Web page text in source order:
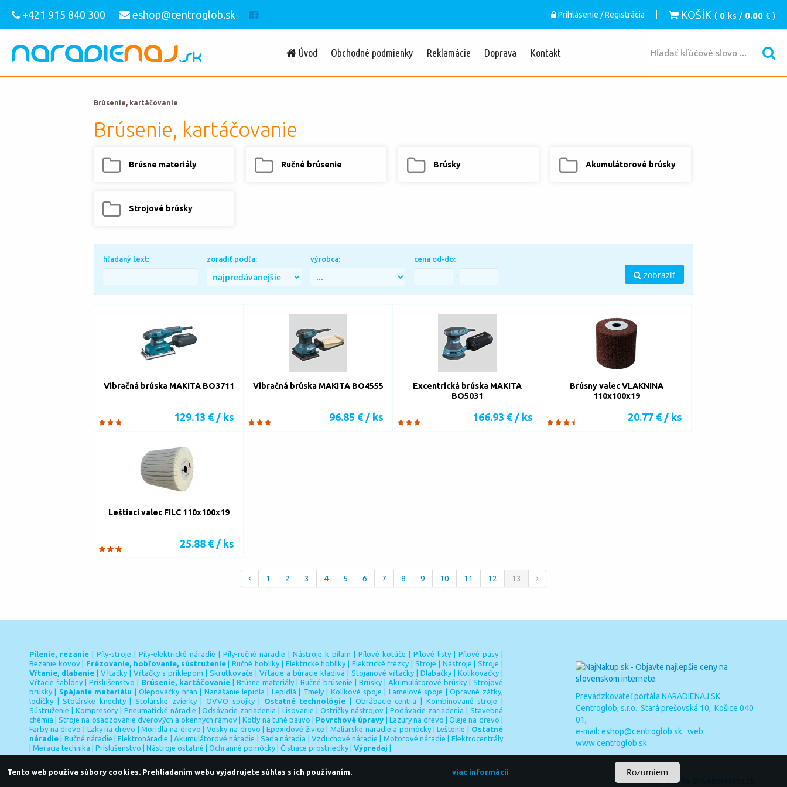
Tento web používa súbory cookies. Prehliadaním webu vyjadrujete súhlas s ich používaním. viac informácií Rozumiem
+421 915 840 300 eshop@centroglob.sk Prihlásenie / Registrácia KOŠÍK ( 0 ks / 0.00 € )
Úvod Obchodné podmienky Reklamácie Doprava Kontakt
Brúsenie, kartáčovanie
Brúsenie, kartáčovanie
Brúsne materiály Ručné brúsenie Brúsky Akumulátorové brúsky
Strojové brúsky
hľadaný text: zoradiť podľa: výrobca: cena od-do:
- zobraziť
Vibračná brúska MAKITA BO3711
129.13 € / ks
Vibračná brúska MAKITA BO4555
96.85 € / ks
Excentrická brúska MAKITA
BO5031
166.93 € / ks
Brúsny valec VLAKNINA
110x100x19
20.77 € / ks
Leštiaci valec FILC 110x100x19
25.88 € / ks
1 2 3 4 5 6 7 8 9 10 11 12 13
Pílenie, rezanie| Píly-stroje Píly-elektrické náradie Píly-ručné náradie Nástroje k pílam Pílové kotúče Pílové listy| Pílové pásy|
Rezanie kovov| Frézovanie, hobľovanie, sústruženie|Ručné hoblíky Elektrické hoblíky Elektrické frézky Stroje Nástroje Stroje
Vŕtanie, dlabanie| Vŕtačky| Vŕtačky s príklepom Skrutkovače Vŕtacie a búracie kladivá Stojanové vŕtačky| Dlabačky| Kolíkovačky|
Vŕtacie šablóny| Príslušenstvo Brúsenie, kartáčovanie| Brúsne materiály| Ručné brúsenie Brúsky| Akumulátorové brúsky| Strojové
brúsky
Spájanie materiálu |Olepovačky hrán Nanášanie lepidla Lepidlá Tmely| Kolíkové spoje Lamelové spoje |Opravné zátky,
lodičky |Stolárske knechty|Stolárske zvierky| OVVO spojky| Ostatné technológie Obrábacie centrá Kombinované stroje
Sústruženie
Kompresory| Pneumatické náradie |Odsávacie zariadenia |Lisovanie |Ostričky nástrojov| Podávacie zariadenia
Stavebná
chémia |Stroje na osadzovanie dverových a okenných rámov |Kotly na tuhé palivo Povrchové úpravy Lazúry na drevo |Oleje na drevo
Farby na drevo
Laky na drevo |Moridlá na drevo |Vosky na drevo Epoxidové živice Maliarske náradie a pomôcky|Leštenie
Ostatné
náradie
Ručné náradie |Elektronáradie |Akumulátorové náradie Sada náradia Vzduchové náradie Motorové náradie
Elektrocentrály
Meracia technika Príslušenstvo Nástroje ostatné Ochranné pomôcky Čistiace prostriedky Výpredaj
Prevádzkovateľ portála NARADIENAJ.SK
Centroglob, s.r.o. Stará prešovská 10, Košice 040
01,
e-mail: eshop@centroglob.sk web:
www.centroglob.sk
design & code ©